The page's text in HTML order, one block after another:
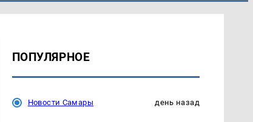
ПОПУЛЯРНОЕ
Новости Самары день назад